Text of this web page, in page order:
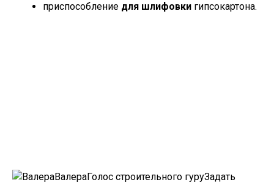
приспособление для шлифовки гипсокартона.
ВалераГолос строительного гуруЗадать